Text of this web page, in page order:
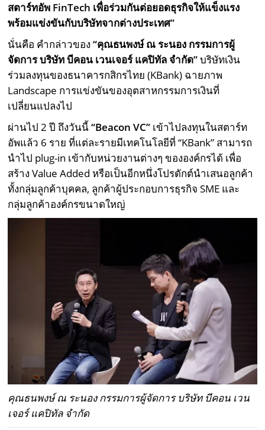
สตาร์ทอัพ FinTech เพื่อร่วมกันต่อยอดธุรกิจให้แข็งแรง
พร้อมแข่งขันกับบริษัทจากต่างประเทศ”
นั่นคือ คำกล่าวของ“คุณธนพงษ์ ณ ระนอง กรรมการผู้
จัดการ บริษัท บีคอน เวนเจอร์ แคปิทัล จำกัด”บริษัทเงิน
ร่วมลงทุนของธนาคารกสิกรไทย (KBank) ฉายภาพ
Landscape การแข่งขันของอุตสาหกรรมการเงินที่
เปลี่ยนแปลงไป
ผ่านไป 2 ปี ถึงวันนี้“Beacon VC” เข้าไปลงทุนในสตาร์ท
อัพแล้ว 6 ราย ที่แต่ละรายมีเทคโนโลยีที่ “KBank” สามารถ
นำไป plug-in เข้ากับหน่วยงานต่างๆ ขององค์กรได้ เพื่อ
สร้าง Value Added หรือเป็นอีกหนึ่งโปรดักต์นำเสนอลูกค้า
ทั้งกลุ่มลูกค้าบุคคล, ลูกค้าผู้ประกอบการธุรกิจ SME และ
กลุ่มลูกค้าองค์กรขนาดใหญ่
คุณธนพงษ์ ณ ระนอง กรรมการผู้จัดการ บริษัท บีคอน เวน
เจอร์ แคปิทัล จำกัด